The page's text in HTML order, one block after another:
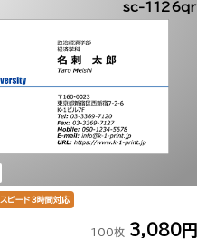
sc-1126qr
スピード3時間対応
100枚 3,080円